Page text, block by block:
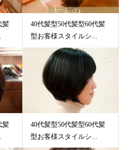
髪
40代髪型50代髪型60代髪
型お客様スタイルシ...
髪
40代髪型50代髪型60代髪
型お客様スタイルシ...